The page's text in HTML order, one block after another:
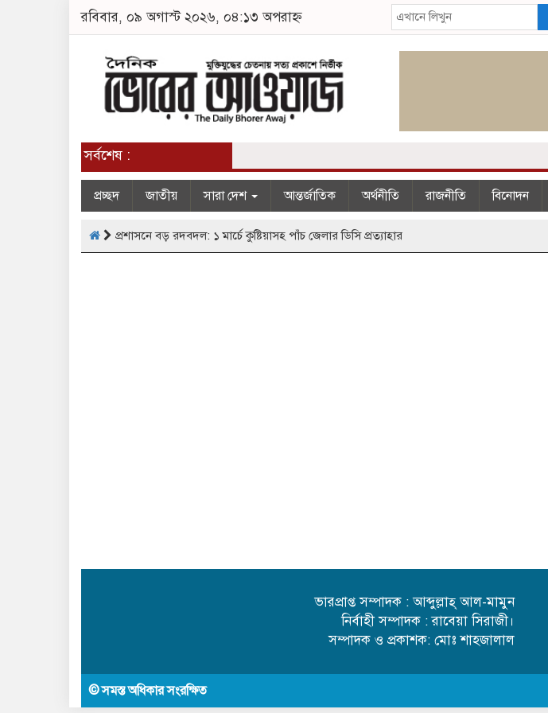
রবিবার, ০৯ অগাস্ট ২০২৬, ০৪:১৩ অপরাহ্ন
সর্বশেষ :
প্রচ্ছদ জাতীয় সারা দেশ আন্তর্জাতিক অর্থনীতি রাজনীতি বিনোদন
প্রশাসনে বড় রদবদল: ১ মার্চে কুষ্টিয়াসহ পাঁচ জেলার ডিসি প্রত্যাহার
ভারপ্রাপ্ত সম্পাদক : আব্দুল্লাহ্ আল-মামুন
নির্বাহী সম্পাদক : রাবেয়া সিরাজী।
সম্পাদক ও প্রকাশক: মোঃ শাহজালাল
© সমস্ত অধিকার সংরক্ষিত